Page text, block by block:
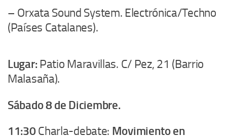
– Orxata Sound System. Electrónica/Techno
(Países Catalanes).
Lugar: Patio Maravillas. C/ Pez, 21 (Barrio
Malasaña).
Sábado 8 de Diciembre.
11:30Charla-debate: Movimiento en